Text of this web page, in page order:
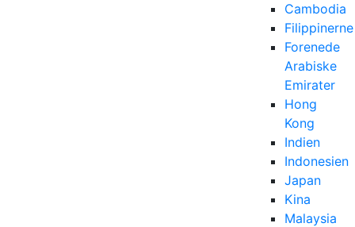
Cambodia
Filippinerne
Forenede
Arabiske
Emirater
Hong
Kong
Indien
Indonesien
Japan
Kina
Malaysia